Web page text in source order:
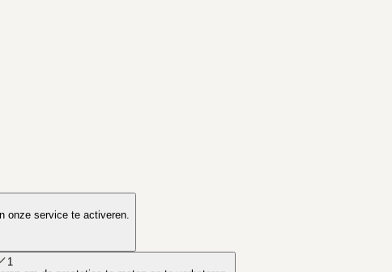
onze service te activeren.
1